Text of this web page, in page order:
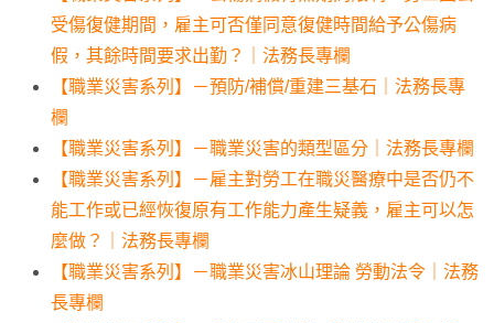
受傷復健期間，雇主可否僅同意復健時間給予公傷病
假，其餘時間要求出勤？｜法務長專欄
【職業災害系列】－預防/補償/重建三基石｜法務長專
欄
【職業災害系列】－職業災害的類型區分｜法務長專欄
【職業災害系列】－雇主對勞工在職災醫療中是否仍不
能工作或已經恢復原有工作能力產生疑義，雇主可以怎
麼做？｜法務長專欄
【職業災害系列】－職業災害冰山理論 勞動法令｜法務
長專欄